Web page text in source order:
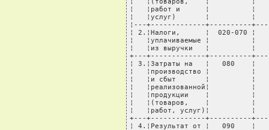
¦   ¦работ и      ¦
¦   ¦услуг)       ¦
¦---+-------------+----------
¦ 2.¦Налоги,      ¦  020-
¦   ¦уплачиваемые ¦
¦   ¦из выручки   ¦
+---+-------------+----------
¦ 3.¦Затраты на   ¦   080
¦   ¦производство ¦
¦   ¦и сбыт       ¦
¦   ¦реализованной¦
¦   ¦продукции    ¦
¦   ¦(товаров,    ¦
¦   ¦работ, услуг)¦
+---+-------------+----------
¦ 4.¦Результат от ¦   090